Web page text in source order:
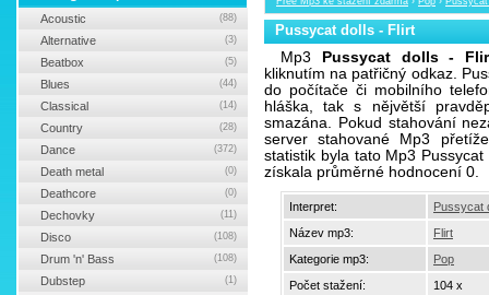
Pussycat dolls - Flirt
Mp3
Pussycat dolls -
kliknutím na patřičný odkaz.
do počítače či mobilního
hláška, tak s nějvětší
smazána. Pokud stahování
server stahované Mp3
statistik byla tato Mp3
získala průměrné hodnocení 0.
Interpret:
Pussycat
Název mp3:
Flirt
Kategorie mp3:
Pop
Počet stažení:
104 x
Acoustic (88)
Alternative (3)
Beatbox (5)
Blues (44)
Classical (14)
Country (28)
Dance (372)
Death metal (0)
Deathcore (0)
Dechovky (11)
Disco (108)
Drum 'n' Bass (108)
Dubstep (1)